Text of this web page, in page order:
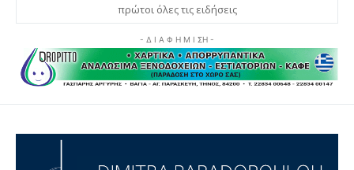
πρώτοι όλες τις ειδήσεις
- Δ Ι Α Φ Η Μ Ι ΣΗ -